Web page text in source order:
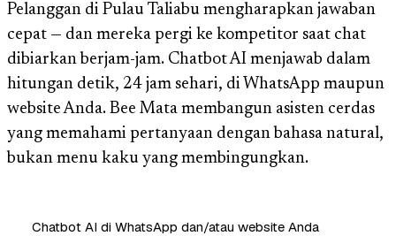
Pelanggan di Pulau Taliabu mengharapkan jawaban
cepat — dan mereka pergi ke kompetitor saat chat
dibiarkan berjam-jam. Chatbot AI menjawab dalam
hitungan detik, 24 jam sehari, di WhatsApp maupun
website Anda. Bee Mata membangun asisten cerdas
yang memahami pertanyaan dengan bahasa natural,
bukan menu kaku yang membingungkan.
Chatbot AI di WhatsApp dan/atau website Anda